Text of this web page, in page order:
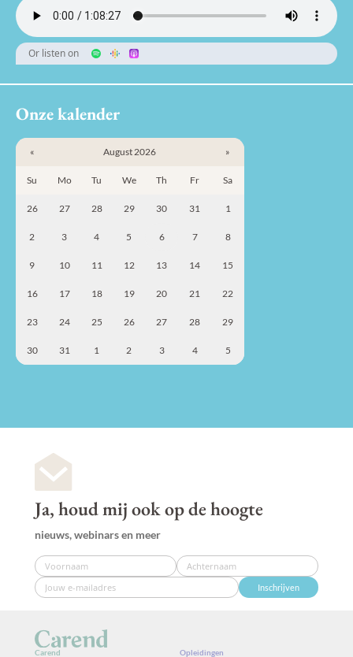
Or listen on
Onze kalender
« August 2026 »
Su Mo Tu We Th Fr Sa
26 27 28 29 30 31 1
2 3 4 5 6 7 8
9 10 11 12 13 14 15
16 17 18 19 20 21 22
23 24 25 26 27 28 29
30 31 1 2 3 4 5
Ja, houd mij ook op de hoogte
nieuws, webinars en meer
Inschrijven
Carend Opleidingen